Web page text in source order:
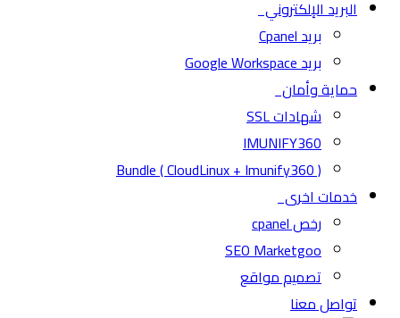
البريد الإلكتروني
بريد Cpanel
بريد Google Workspace
حماية وأمان
شهادات SSL
IMUNIFY360
( CloudLinux + Imunify360 ) Bundle
خدمات اخرى
رخص cpanel
SEO Marketgoo
تصميم مواقع
تواصل معنا